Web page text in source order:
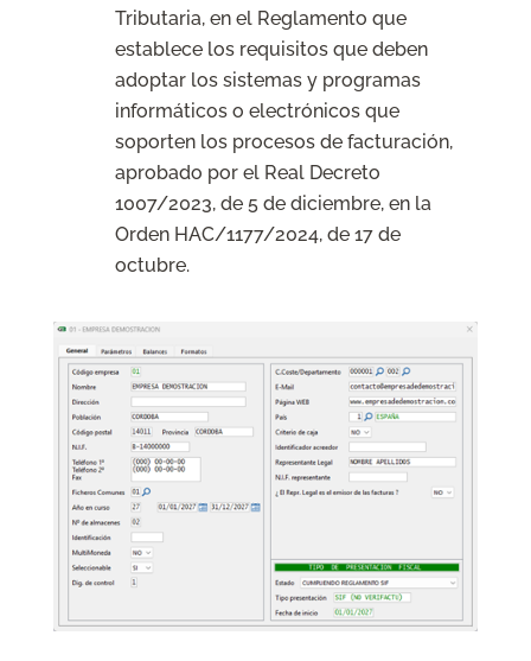
Tributaria, en el Reglamento que
establece los requisitos que deben
adoptar los sistemas y programas
informáticos o electrónicos que
soporten los procesos de facturación,
aprobado por el Real Decreto
1007/2023, de 5 de diciembre, en la
Orden HAC/1177/2024, de 17 de
octubre.